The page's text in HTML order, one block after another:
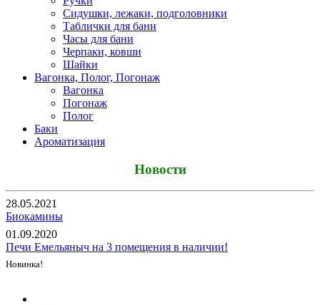
Сидушки, лежаки, подголовники
Таблички для бани
Часы для бани
Черпаки, ковши
Шайки
Вагонка, Полог, Погонаж
Вагонка
Погонаж
Полог
Баки
Ароматизация
Новости
28.05.2021
Биокамины
01.09.2020
Печи Емельяныч на 3 помещения в наличии!
Новинка!